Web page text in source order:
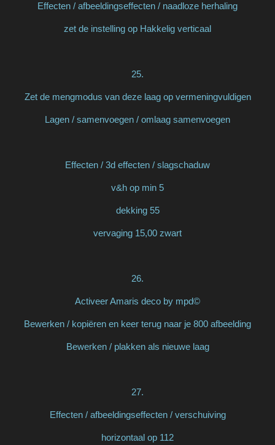
Effecten / afbeeldingseffecten / naadloze herhaling
zet de instelling op Hakkelig verticaal
25.
Zet de mengmodus van deze laag op vermeningvuldigen
Lagen / samenvoegen / omlaag samenvoegen
Effecten / 3d effecten / slagschaduw
v&h op min 5
dekking 55
vervaging 15,00 zwart
26.
Activeer Amaris deco by mpd©
Bewerken / kopiëren en keer terug naar je 800 afbeelding
Bewerken / plakken als nieuwe laag
27.
Effecten / afbeeldingseffecten / verschuiving
horizontaal op 112